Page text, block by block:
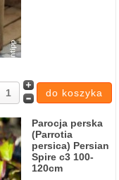
Parocja perska
(Parrotia
persica) Persian
Spire c3 100-
120cm